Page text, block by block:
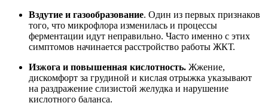
Вздутие и газообразование. Один из первых признаков
того, что микрофлора изменилась и процессы
ферментации идут неправильно. Часто именно с этих
симптомов начинается расстройство работы ЖКТ.
Изжога и повышенная кислотность. Жжение,
дискомфорт за грудиной и кислая отрыжка указывают
на раздражение слизистой желудка и нарушение
кислотного баланса.